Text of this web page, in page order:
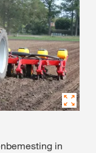
in